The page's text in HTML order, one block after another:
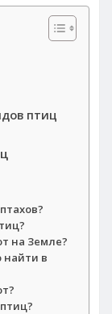
птиц
на Земле?
найти в